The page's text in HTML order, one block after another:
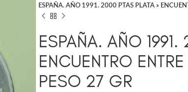
ESPAÑA. AÑO 1991. 2000 PTAS PLATA »
ESPAÑA. AÑO 1991.
ENCUENTRO
PESO 27 GR